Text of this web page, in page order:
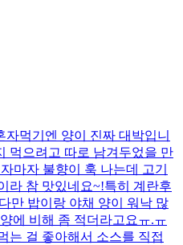
먹기엔 양이 진짜 대박입니
먹으려고 따로 남겨두었을 만
마자 불향이 훅 나는데 고기
라 참 맛있네요~!특히 계란후
만 밥이랑 야채 양이 워낙 많
에 비해 좀 적더라고요ㅠ.ㅠ
는 걸 좋아해서 소스를 직접